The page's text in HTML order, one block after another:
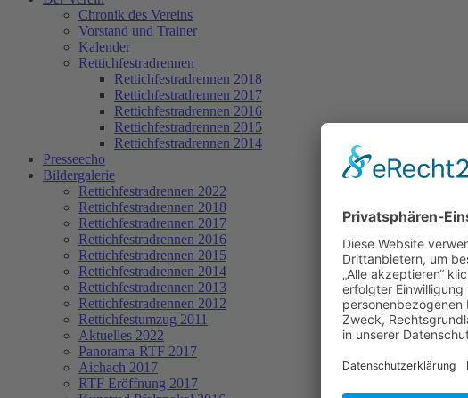
Chronik des Vereins
Vorstand und Trainer
Kalender
Rettichfestradrennen
Rettichfestradrennen 2018
Rettichfestradrennen 2017
Rettichfestradrennen 2016
Rettichfestradrennen 2015
Rettichfestradrennen 2014
Presseecho
Bildergalerie
Rettichfestradrennen 2022
Rettichfestradrennen 2018
Rettichfestradrennen 2017
Rettichfestradrennen 2016
Rettichfestradrennen 2015
Rettichfestradrennen 2014
Rettichfestradrennen 2013
Rettichfestradrennen 2012
Rettichfestumzug 2011
Aktuelles 2022
Panorama-RTF 2017
Aichach 2017
RTF Eröffnung 2017